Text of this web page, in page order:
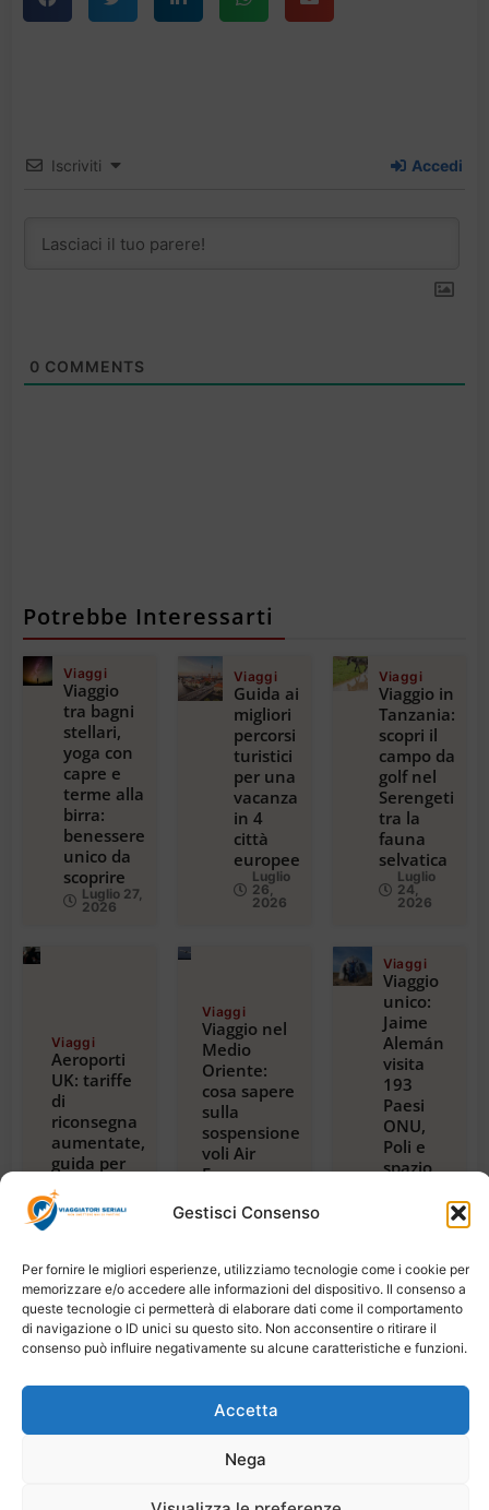
Gestisci Consenso
Per fornire le migliori esperienze, utilizziamo tecnologie come i cookie per
memorizzare e/o accedere alle informazioni del dispositivo. Il consenso a
queste tecnologie ci permetterà di elaborare dati come il comportamento
di navigazione o ID unici su questo sito. Non acconsentire o ritirare il
consenso può influire negativamente su alcune caratteristiche e funzioni.
Accetta
Nega
Iscriviti Accedi
0 COMMENTS
Potrebbe Interessarti
Viaggi
Viaggio
tra bagni
stellari,
yoga con
capre e
terme alla
birra:
benessere
unico da
scoprire
Luglio 27,
2026
Viaggi
Guida ai
migliori
percorsi
turistici
per una
vacanza
in 4
città
europee
Luglio
26,
2026
Viaggi
Viaggio in
Tanzania:
scopri il
campo da
golf nel
Serengeti
tra la
fauna
selvatica
Luglio
24,
2026
Viaggi
Aeroporti
UK: tariffe
di
riconsegna
aumentate,
guida per
viaggiatori
2024
Luglio 23,
Viaggi
Viaggio nel
Medio
Oriente:
cosa sapere
sulla
sospensione
voli Air
France per
Dubai e
2026
Viaggi
Viaggio
unico:
Jaime
Alemán
visita
193
Paesi
ONU,
Poli e
spazio,
Tanzania
Luglio
2026
Digiweb